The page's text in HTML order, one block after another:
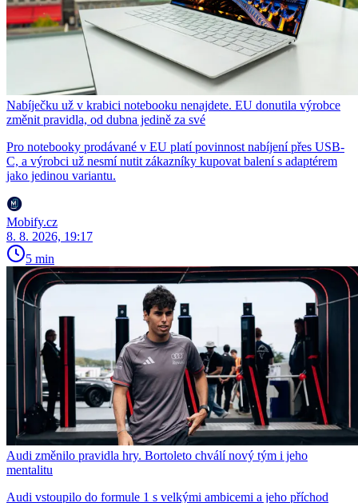
Nabíječku už v krabici notebooku nenajdete. EU donutila výrobce
změnit pravidla, od dubna jedině za své
Pro notebooky prodávané v EU platí povinnost nabíjení přes USB-
C, a výrobci už nesmí nutit zákazníky kupovat balení s adaptérem
jako jedinou variantu.
Mobify.cz
8. 8. 2026, 19:17
5 min
Audi změnilo pravidla hry. Bortoleto chválí nový tým i jeho
mentalitu
Audi vstoupilo do formule 1 s velkými ambicemi a jeho příchod